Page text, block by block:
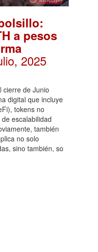
a pesos
2025
cierre de Junio
digital que incluye
tokens no
escalabilidad
también
no solo
sino también, so